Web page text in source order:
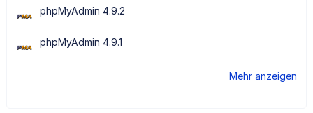
phpMyAdmin 4.9.2
phpMyAdmin 4.9.1
Mehr anzeigen